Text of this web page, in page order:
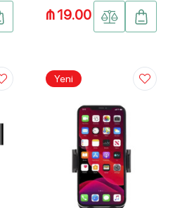
₼ 19.00
Yeni